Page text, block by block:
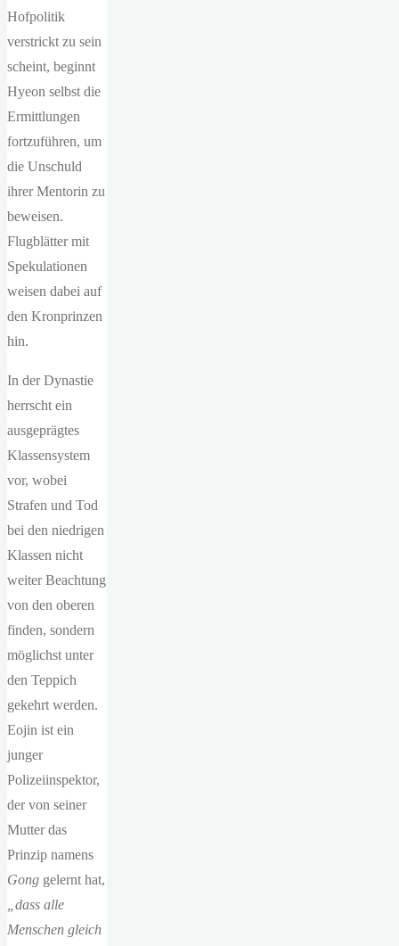
Hofpolitik
verstrickt zu sein
scheint, beginnt
Hyeon selbst die
Ermittlungen
fortzuführen, um
die Unschuld
ihrer Mentorin zu
beweisen.
Flugblätter mit
Spekulationen
weisen dabei auf
den Kronprinzen
hin.
In der Dynastie
herrscht ein
ausgeprägtes
Klassensystem
vor, wobei
Strafen und Tod
bei den niedrigen
Klassen nicht
weiter Beachtung
von den oberen
finden, sondern
möglichst unter
den Teppich
gekehrt werden.
Eojin ist ein
junger
Polizeiinspektor,
der von seiner
Mutter das
Prinzip namens
Gong gelernt hat,
„dass alle
Menschen gleich